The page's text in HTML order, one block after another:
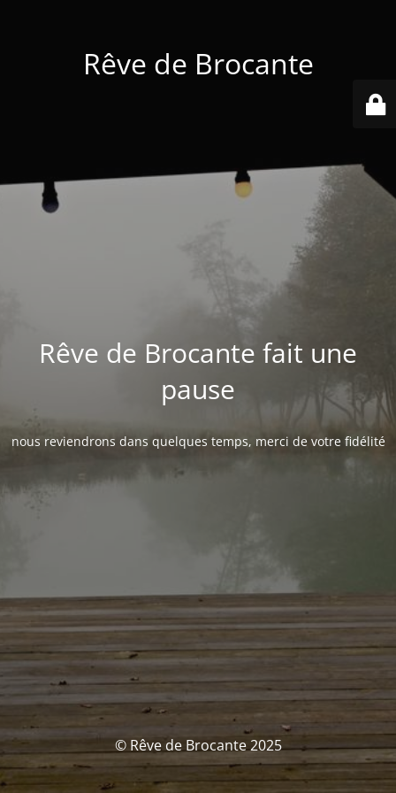
Rêve de Brocante
Rêve de Brocante fait une
pause
nous reviendrons dans quelques temps, merci de votre fidélité
© Rêve de Brocante 2025